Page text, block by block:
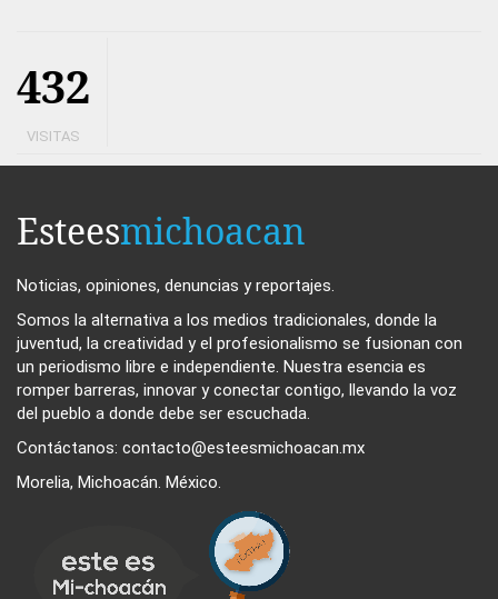
432
VISITAS
Esteesmichoacan
Noticias, opiniones, denuncias y reportajes.
Somos la alternativa a los medios tradicionales, donde la
juventud, la creatividad y el profesionalismo se fusionan con
un periodismo libre e independiente. Nuestra esencia es
romper barreras, innovar y conectar contigo, llevando la voz
del pueblo a donde debe ser escuchada.
Contáctanos: contacto@esteesmichoacan.mx
Morelia, Michoacán. México.